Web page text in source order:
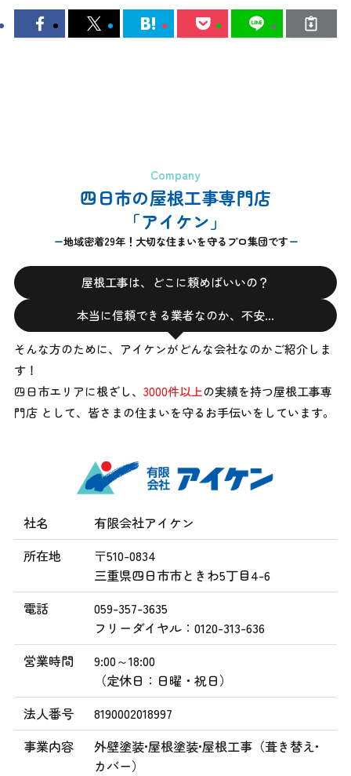
Company
四日市の屋根工事専門店
「アイケン」
地域密着29年！大切な住まいを守るプロ集団です
屋根工事は、どこに頼めばいいの？
本当に信頼できる業者なのか、不安…
そんな方のために、アイケンがどんな会社なのかご紹介しま
す！
四日市エリアに根ざし、 3000件以上の実績を持つ屋根工事専
門店 として、 皆さまの住まいを守るお手伝いをしています。
社名
有限会社アイケン
所在地
〒510-0834
三重県四日市市ときわ5丁目4-6
電話
059-357-3635
フリーダイヤル：0120-313-636
営業時間
9:00～18:00
（定休日：日曜・祝日）
法人番号
8190002018997
事業内容
外壁塗装•屋根塗装•屋根工事（葺き替え•
カバー）